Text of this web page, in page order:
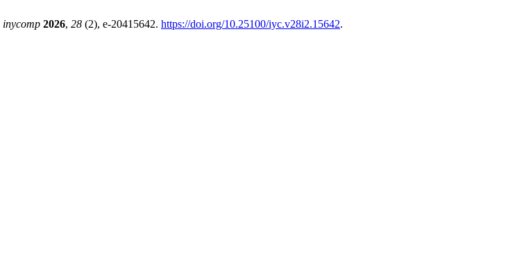
inycomp 2026, 28 (2), e-20415642. https://doi.org/10.25100/iyc.v28i2.15642.